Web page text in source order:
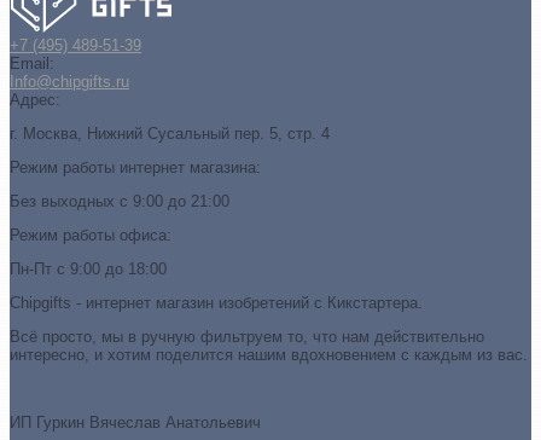
+7 (495) 489-51-39
Email:
Info@chipgifts.ru
Адрес:
г. Москва, Нижний Сусальный пер. 5, стр. 4
Режим работы интернет магазина:
Без выходных с 9:00 до 21:00
Режим работы офиса:
Пн-Пт с 9:00 до 18:00
Chipgifts - интернет магазин изобретений с Кикстартера.
Всё просто, мы в ручную фильтруем то, что нам действительно
интересно, и хотим поделится нашим вдохновением с каждым из вас.
ИП Гуркин Вячеслав Анатольевич